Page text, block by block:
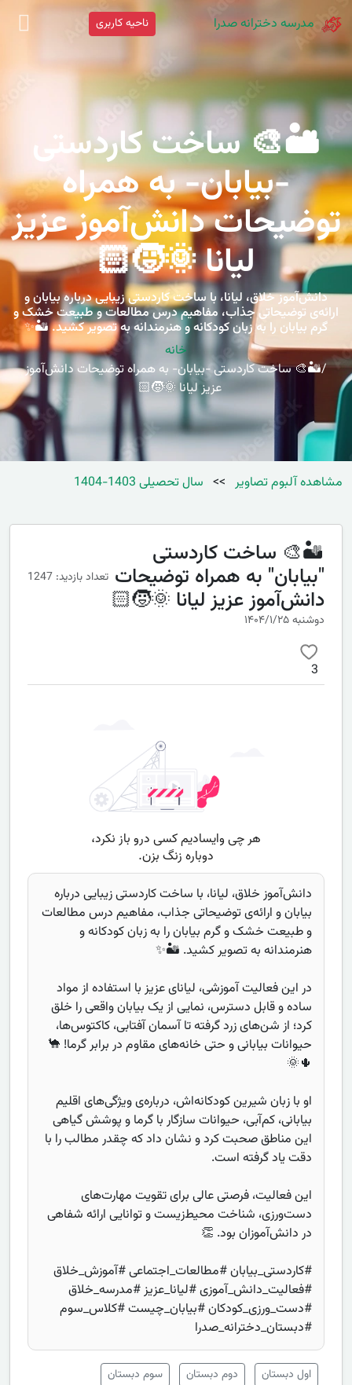
مدرسه دخترانه صدرا ناحیه کاربری
🏜️🎨 ساخت کاردستی
-بیابان- به همراه
توضیحات دانش‌آموز عزیز
لیانا 🌞🧒🏻
دانش‌آموز خلاق، لیانا، با ساخت کاردستی زیبایی درباره بیابان و
ارائه‌ی توضیحاتی جذاب، مفاهیم درس مطالعات و طبیعت خشک و
گرم بیابان را به زبان کودکانه و هنرمندانه به تصویر کشید. 🏜️✨
خانه
🏜️🎨 ساخت کاردستی -بیابان- به همراه توضیحات دانش‌آموز
عزیز لیانا 🌞🧒🏻
مشاهده آلبوم تصاویر >> سال تحصیلی 1403-1404
🏜️🎨 ساخت کاردستی
"بیابان" به همراه توضیحات
دانش‌آموز عزیز لیانا 🌞🧒🏻
تعداد بازدید: 1247
دوشنبه ۱۴۰۴/۱/۲۵
3
دانش‌آموز خلاق، لیانا، با ساخت کاردستی زیبایی درباره
بیابان و ارائه‌ی توضیحاتی جذاب، مفاهیم درس مطالعات
و طبیعت خشک و گرم بیابان را به زبان کودکانه و
هنرمندانه به تصویر کشید. 🏜️✨
در این فعالیت آموزشی، لیانای عزیز با استفاده از مواد
ساده و قابل دسترس، نمایی از یک بیابان واقعی را خلق
کرد؛ از شن‌های زرد گرفته تا آسمان آفتابی، کاکتوس‌ها،
حیوانات بیابانی و حتی خانه‌های مقاوم در برابر گرما! 🐪
🌵🌞
او با زبان شیرین کودکانه‌اش، درباره‌ی ویژگی‌های اقلیم
بیابانی، کم‌آبی، حیوانات سازگار با گرما و پوشش گیاهی
این مناطق صحبت کرد و نشان داد که چقدر مطالب را با
دقت یاد گرفته است.
این فعالیت، فرصتی عالی برای تقویت مهارت‌های
دست‌ورزی، شناخت محیط‌زیست و توانایی ارائه شفاهی
در دانش‌آموزان بود. 👏
#کاردستی_بیابان #مطالعات_اجتماعی #آموزش_خلاق
#فعالیت_دانش_آموزی #لیانا_عزیز #مدرسه_خلاق
#دست_ورزی_کودکان #بیابان_چیست #کلاس_سوم
#دبستان_دخترانه_صدرا
اول دبستان دوم دبستان
سوم دبستان